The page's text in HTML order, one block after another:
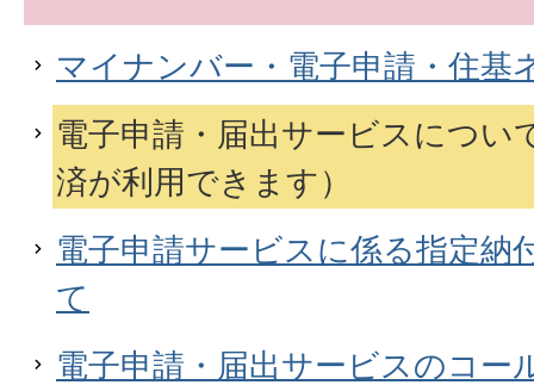
マイナンバー・電子申請・住基
電子申請・届出サービスについ
済が利用できます）
電子申請サービスに係る指定納
て
電子申請・届出サービスのコー